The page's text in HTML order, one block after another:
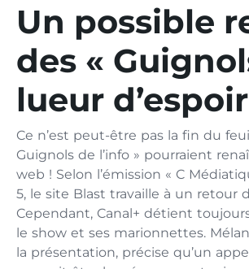
Un possible
des «
lueur
Ce n’est peut-être pas la fin du
Guignols de l’info » pourraient
web ! Selon l’émission « C
5, le site Blast travaille à un retour
Cependant, Canal+ détient
le show et ses marionnettes.
la présentation, précise qu’un